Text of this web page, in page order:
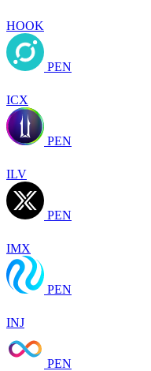
HOOK
PEN
ICX
PEN
ILV
PEN
IMX
PEN
INJ
PEN